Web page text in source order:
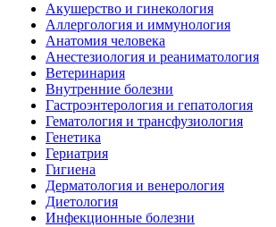
Акушерство и гинекология
Аллергология и иммунология
Анатомия человека
Анестезиология и реаниматология
Ветеринария
Внутренние болезни
Гастроэнтерология и гепатология
Гематология и трансфузиология
Генетика
Гериатрия
Гигиена
Дерматология и венерология
Диетология
Инфекционные болезни